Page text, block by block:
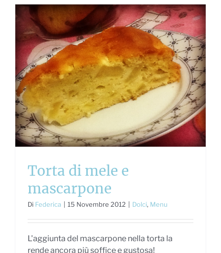
Torta di mele e
mascarpone
Di Federica 15 Novembre 2012 Dolci, Menu
L'aggiunta del mascarpone nella torta la
rende ancora più soffice e gustosa!